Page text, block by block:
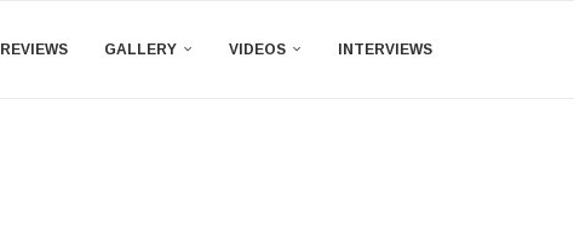
REVIEWS GALLERY VIDEOS INTERVIEWS